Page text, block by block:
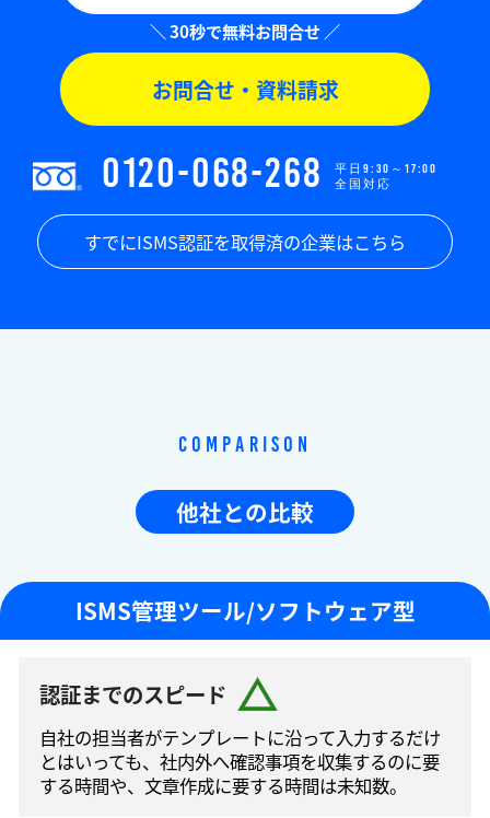
お問合せ・資料請求
0120-068-268
平日9:30～17:00
全国対応
すでにISMS認証を取得済の企業はこちら
Comparison
他社との比較
ISMS管理ツール/ソフトウェア型
認証までのスピード
自社の担当者がテンプレートに沿って⼊⼒するだけ
とはいっても、社内外へ確認事項を収集するのに要
する時間や、文章作成に要する時間は未知数。